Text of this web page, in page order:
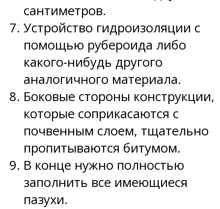
сантиметров.
Устройство гидроизоляции с
помощью рубероида либо
какого-нибудь другого
аналогичного материала.
Боковые стороны конструкции,
которые соприкасаются с
почвенным слоем, тщательно
пропитываются битумом.
В конце нужно полностью
заполнить все имеющиеся
пазухи.